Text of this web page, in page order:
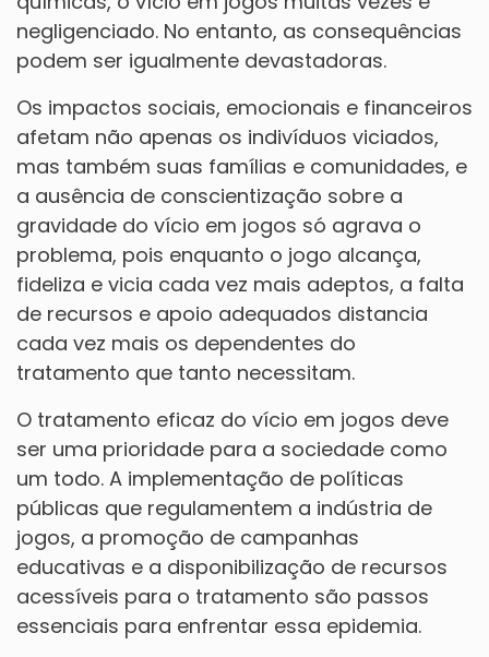
negligenciado. No entanto, as consequências
podem ser igualmente devastadoras.
Os impactos sociais, emocionais e financeiros
afetam não apenas os indivíduos viciados,
mas também suas famílias e comunidades, e
a ausência de conscientização sobre a
gravidade do vício em jogos só agrava o
problema, pois enquanto o jogo alcança,
fideliza e vicia cada vez mais adeptos, a falta
de recursos e apoio adequados distancia
cada vez mais os dependentes do
tratamento que tanto necessitam.
O tratamento eficaz do vício em jogos deve
ser uma prioridade para a sociedade como
um todo. A implementação de políticas
públicas que regulamentem a indústria de
jogos, a promoção de campanhas
educativas e a disponibilização de recursos
acessíveis para o tratamento são passos
essenciais para enfrentar essa epidemia.